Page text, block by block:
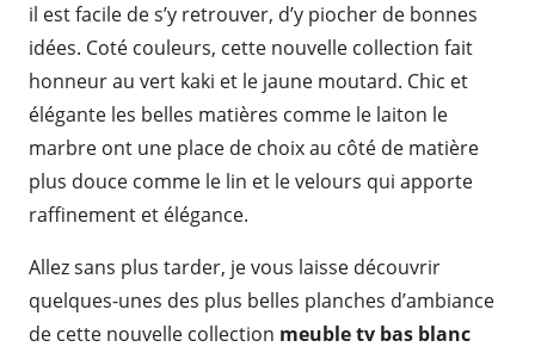
il est facile de s’y retrouver, d’y piocher de bonnes
idées. Coté couleurs, cette nouvelle collection fait
honneur au vert kaki et le jaune moutard. Chic et
élégante les belles matières comme le laiton le
marbre ont une place de choix au côté de matière
plus douce comme le lin et le velours qui apporte
raffinement et élégance.
Allez sans plus tarder, je vous laisse découvrir
quelques-unes des plus belles planches d’ambiance
de cette nouvelle collection meuble tv bas blanc